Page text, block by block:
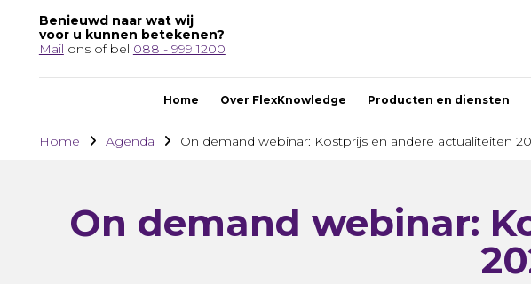
Benieuwd naar wat wij
voor u kunnen betekenen?
Mail ons of bel 088 - 999 1200
Home Over FlexKnowledge Producten en diensten
Home Agenda On demand webinar: Kostprijs en andere actualiteiten
On demand webinar: